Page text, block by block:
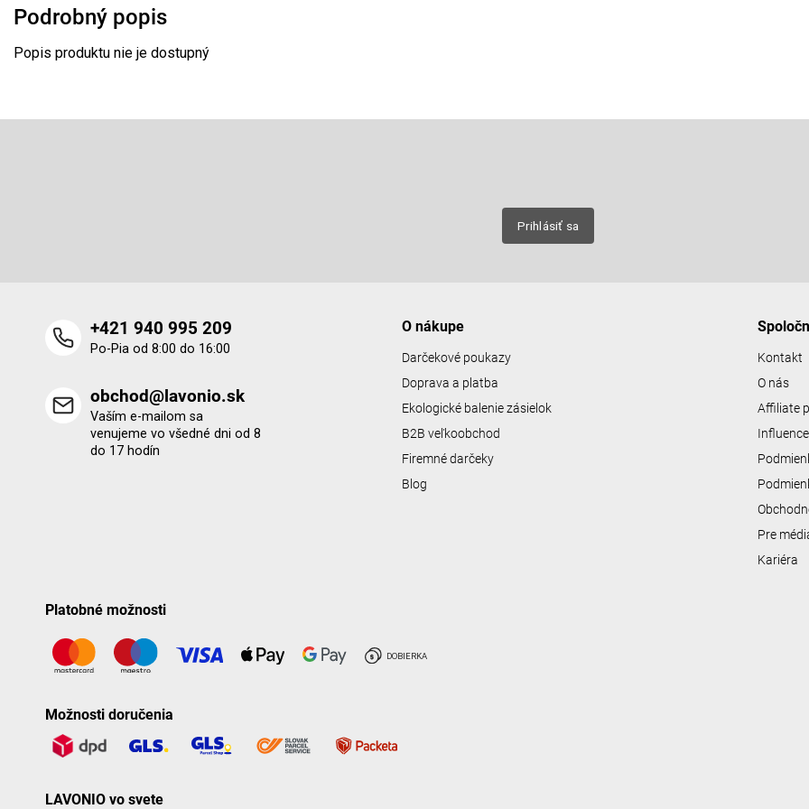
Podrobný popis
Popis produktu nie je dostupný
Prihlásiť sa
+421 940 995 209
Po-Pia od 8:00 do 16:00
obchod@lavonio.sk
Vaším e-mailom sa
venujeme vo všedné dni od 8
do 17 hodín
O nákupe
Darčekové poukazy
Doprava a platba
Ekologické balenie zásielok
B2B veľkoobchod
Firemné darčeky
Blog
Kontakt
O nás
Affiliate
Pre
Kariéra
Platobné možnosti
Možnosti doručenia
LAVONIO vo svete